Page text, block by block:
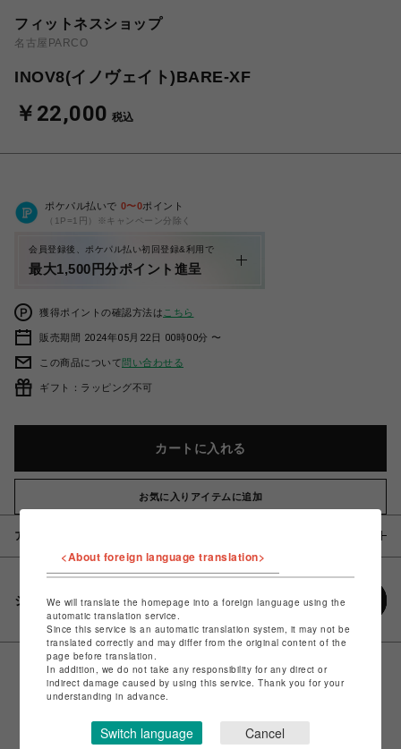
フィットネスショップ
名古屋PARCO
INOV8(イノヴェイト)BARE-XF
￥22,000 税込
ポケパル払いで 0〜0ポイント
（1P=1円）※キャンペーン分除く
会員登録後、ポケパル払い初回登録&利用で
最大1,500円分ポイント進呈
獲得ポイントの確認方法は こちら
販売期間 2024年05月22日 00時00分 〜
この商品について問い合わせる
ギフト：ラッピング不可
カートに入れる
お気に入りアイテムに追加
アイテム説明 / 素材
シェアする
<About foreign language translation>
We will translate the homepage into a foreign language using the
automatic translation service.
Since this service is an automatic translation system, it may not be
translated correctly and may differ from the original content of the
page before translation.
In addition, we do not take any responsibility for any direct or
indirect damage caused by using this service. Thank you for your
understanding in advance.
Switch language Cancel